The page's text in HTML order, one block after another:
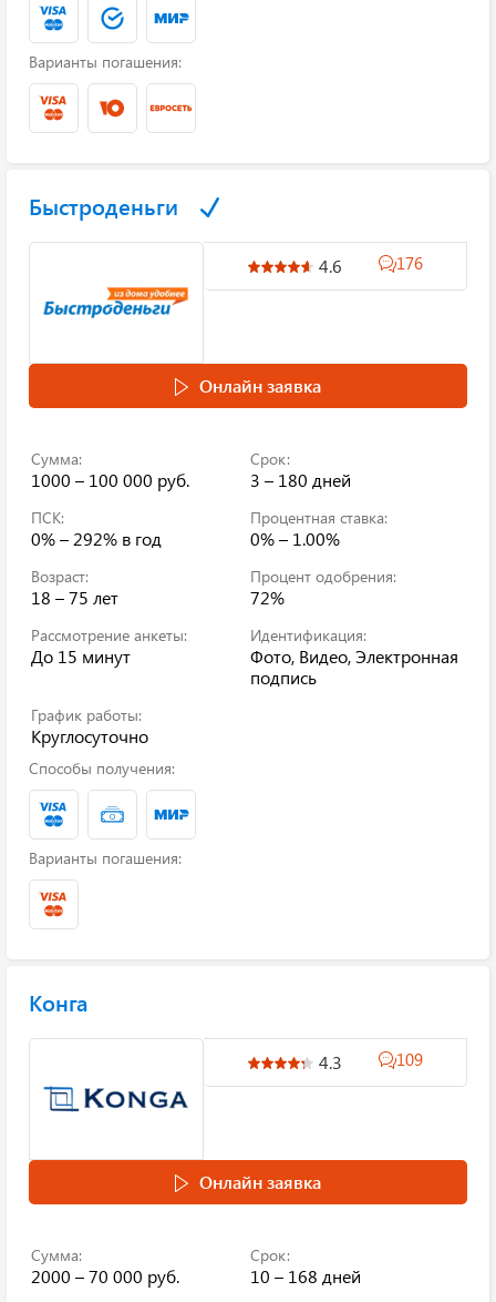
Варианты погашения:
Быстроденьги
4.6 176
Онлайн заявка
Сумма:
1000 – 100 000 руб.
Срок:
3 – 180 дней
ПСК:
0% – 292% в год
Процентная ставка:
0% – 1.00%
Возраст:
18 – 75 лет
Процент одобрения:
72%
Рассмотрение анкеты:
До 15 минут
Идентификация:
Фото, Видео, Электронная
подпись
График работы:
Круглосуточно
Способы получения:
Варианты погашения:
Конга
4.3 109
Онлайн заявка
Сумма:
2000 – 70 000 руб.
Срок:
10 – 168 дней